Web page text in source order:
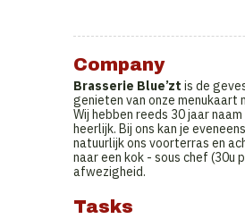
Company
Brasserie Blue’zt is de
genieten van onze
Wij hebben reeds 30 jaar
heerlijk. Bij ons kan je
natuurlijk ons voorterras en
naar een kok - sous chef
afwezigheid.
Tasks